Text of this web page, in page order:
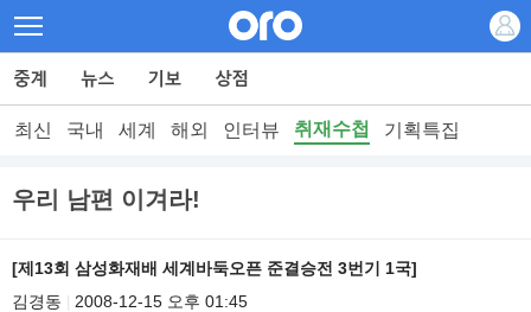
최신 국내 세계 해외 인터뷰 취재수첩 기획특집
우리 남편 이겨라!
[제13회 삼성화재배 세계바둑오픈 준결승전 3번기 1국]
김경동
2008-12-15 오후 01:45